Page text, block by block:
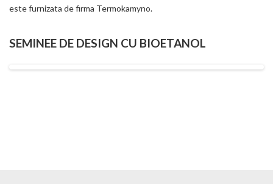
este furnizata de firma Termokamyno.
SEMINEE DE DESIGN CU BIOETANOL